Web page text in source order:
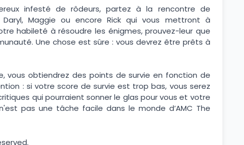
infesté de rôdeurs, partez à la rencontre de
Maggie ou encore Rick qui vous mettront à
habileté à résoudre les énigmes, prouvez-leur que
Une chose est sûre : vous devrez être prêts à
vous obtiendrez des points de survie en fonction de
: si votre score de survie est trop bas, vous serez
qui pourraient sonner le glas pour vous et votre
pas une tâche facile dans le monde d’AMC The